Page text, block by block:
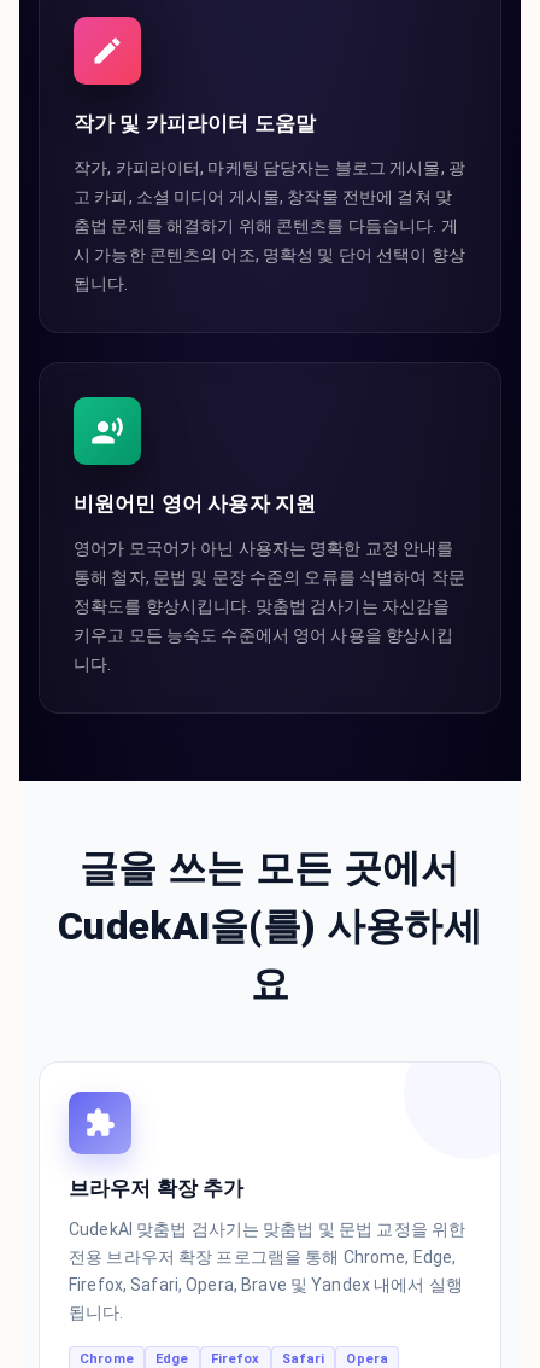
작가 및 카피라이터 도움말
작가, 카피라이터, 마케팅 담당자는 블로그 게시물, 광
고 카피, 소셜 미디어 게시물, 창작물 전반에 걸쳐 맞
춤법 문제를 해결하기 위해 콘텐츠를 다듬습니다. 게
시 가능한 콘텐츠의 어조, 명확성 및 단어 선택이 향상
됩니다.
비원어민 영어 사용자 지원
영어가 모국어가 아닌 사용자는 명확한 교정 안내를
통해 철자, 문법 및 문장 수준의 오류를 식별하여 작문
정확도를 향상시킵니다. 맞춤법 검사기는 자신감을
키우고 모든 능숙도 수준에서 영어 사용을 향상시킵
니다.
글을 쓰는 모든 곳에서
CudekAI을(를) 사용하세
요
브라우저 확장 추가
CudekAI 맞춤법 검사기는 맞춤법 및 문법 교정을 위한
전용 브라우저 확장 프로그램을 통해 Chrome, Edge,
Firefox, Safari, Opera, Brave 및 Yandex 내에서 실행
됩니다.
Chrome Edge Firefox Safari Opera